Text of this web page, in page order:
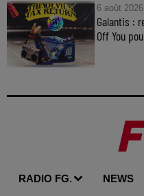
6 août 2026
Galantis :
Off You
RADIO FG. NEWS